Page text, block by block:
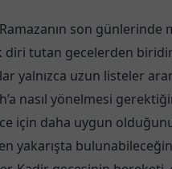
son günlerinde
diri tutan gecelerden
yalnızca uzun listeler
nasıl yönelmesi
için daha uygun
yakarışta